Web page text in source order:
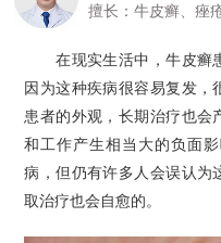
在现实生活中，牛皮癣患
因为这种疾病很容易复发，
患者的外观，长期治疗也会
和工作产生相当大的负面
病，但仍有许多人会误认为
取治疗也会自愈的。